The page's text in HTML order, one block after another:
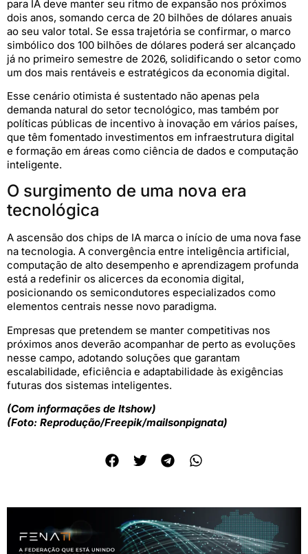
para IA deve manter seu ritmo de expansão nos próximos
dois anos, somando cerca de 20 bilhões de dólares anuais
ao seu valor total. Se essa trajetória se confirmar, o marco
simbólico dos 100 bilhões de dólares poderá ser alcançado
já no primeiro semestre de 2026, solidificando o setor como
um dos mais rentáveis e estratégicos da economia digital.
Esse cenário otimista é sustentado não apenas pela
demanda natural do setor tecnológico, mas também por
políticas públicas de incentivo à inovação em vários países,
que têm fomentado investimentos em infraestrutura digital
e formação em áreas como ciência de dados e computação
inteligente.
O surgimento de uma nova era
tecnológica
A ascensão dos chips de IA marca o início de uma nova fase
na tecnologia. A convergência entre inteligência artificial,
computação de alto desempenho e aprendizagem profunda
está a redefinir os alicerces da economia digital,
posicionando os semicondutores especializados como
elementos centrais nesse novo paradigma.
Empresas que pretendem se manter competitivas nos
próximos anos deverão acompanhar de perto as evoluções
nesse campo, adotando soluções que garantam
escalabilidade, eficiência e adaptabilidade às exigências
futuras dos sistemas inteligentes.
(Com informações de Itshow)
(Foto: Reprodução/Freepik/mailsonpignata)